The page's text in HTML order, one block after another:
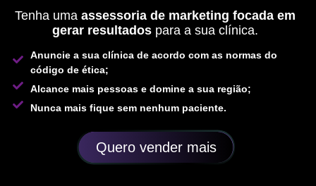
Tenha uma assessoria de marketing focada em
gerar resultadospara a sua clínica.
Anuncie a sua clínica de acordo com as normas do
código de ética;
Alcance mais pessoas e domine a sua região;
Nunca mais fique sem nenhum paciente.
Quero vender mais